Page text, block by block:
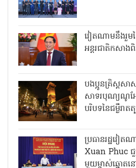
វៀតណាមនឹងរួ
អន្តរជាតិកសា
បងប្អូនគ្រិស្ត
សាទរបុណ្យណូអ
បរិបទនៃជម្ងឺរា
ប្រធានរដ្ឋវៀ
Xuan Phuc
មួយម្ចាស់ឆ្នោត